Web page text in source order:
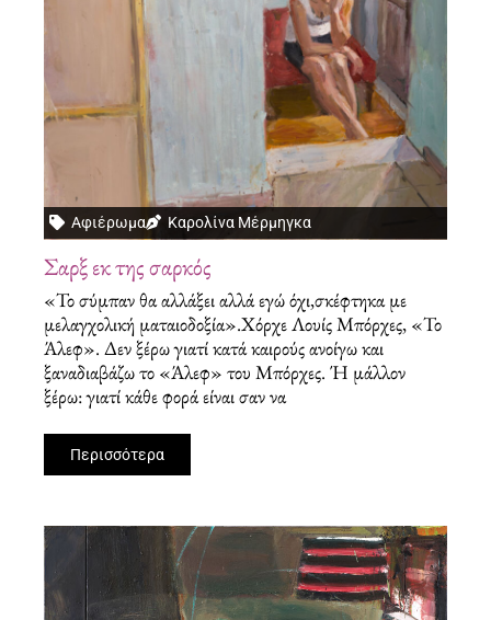
Αφιέρωμα Καρολίνα Μέρμηγκα
Σαρξ εκ της σαρκός
«Το σύμπαν θα αλλάξει αλλά εγώ όχι,σκέφτηκα με
μελαγχολική ματαιοδοξία».Χόρχε Λουίς Μπόρχες, «Το
Άλεφ». Δεν ξέρω γιατί κατά καιρούς ανοίγω και
ξαναδιαβάζω το «Άλεφ» του Μπόρχες. Ή μάλλον
ξέρω: γιατί κάθε φορά είναι σαν να
Περισσότερα